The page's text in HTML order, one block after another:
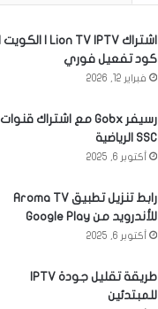
اشتراك Lion TV IPTV | الكويت |
كود تفعيل فوري
فبراير 12, 2026
رسيفر Gobx مع اشتراك قنوات
SSC الرياضية
أكتوبر 6, 2025
رابط تنزيل تطبيق Aroma TV
للأندرويد من Google Play
أكتوبر 6, 2025
طريقة تقليل جودة IPTV
للمبتدئين